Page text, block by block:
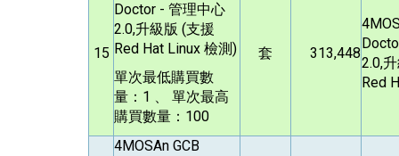
15
Doctor - 管理中心
2.0,升級版 (支援
Red Hat Linux 檢測)
單次最低購買數
量：1 、 單次最高
購買數量：100
套 313,448
2.0,
Red
4MOSAn GCB